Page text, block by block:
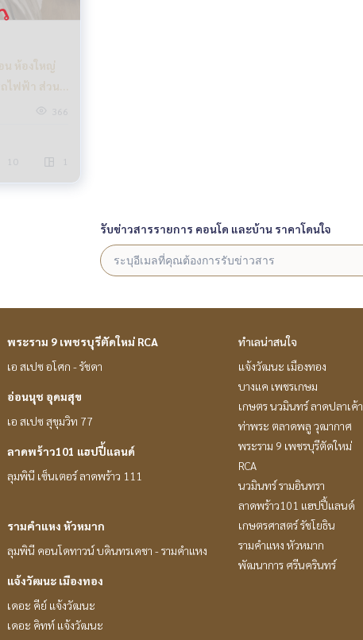
ไฟฟ้า ส่วน
366
10
รับข่าวสารรายการ คอนโด และบ้าน ราคาโดนใจ
พระราม 9 เพชรบุรีตัดใหม่ RCA
เอ สเปซ อโศก - รัชดา
อ่อนนุช อุดมสุข
เอ สเปซ สุขุมวิท 77
ลาดพร้าว101 แฮปปี้แลนด์
ลุมพินี เซ็นเตอร์ ลาดพร้าว 111
รามคำแหง หัวหมาก
ลุมพินี คอนโดทาวน์ บดินทรเดชา - รามคำแหง
แจ้งวัฒนะ เมืองทอง
เดอะ คีย์ แจ้งวัฒนะ
เดอะ คิทท์ แจ้งวัฒนะ
ทำเลน่าสนใจ
แจ้งวัฒนะ เมืองทอง
บางแค เพชรเกษม
เกษตร นวมินทร์ ลาดปลาเค้า
ท่าพระ ตลาดพลู วุฒากาศ
พระราม 9 เพชรบุรีตัดใหม่
RCA
นวมินทร์ รามอินทรา
ลาดพร้าว101 แฮปปี้แลนด์
เกษตรศาสตร์ รัชโยธิน
รามคำแหง หัวหมาก
พัฒนาการ ศรีนครินทร์